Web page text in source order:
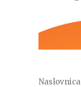
Naslovnica